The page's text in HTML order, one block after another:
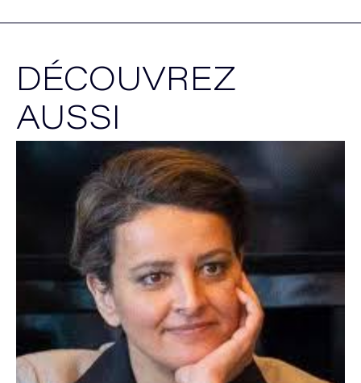
DÉCOUVREZ
AUSSI